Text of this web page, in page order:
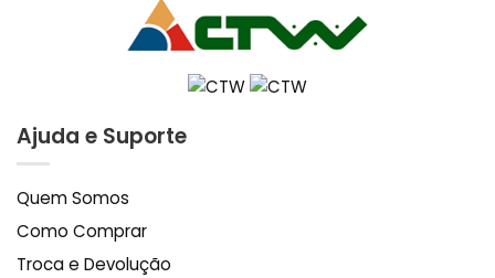
Ajuda e Suporte
Quem Somos
Como Comprar
Troca e Devolução